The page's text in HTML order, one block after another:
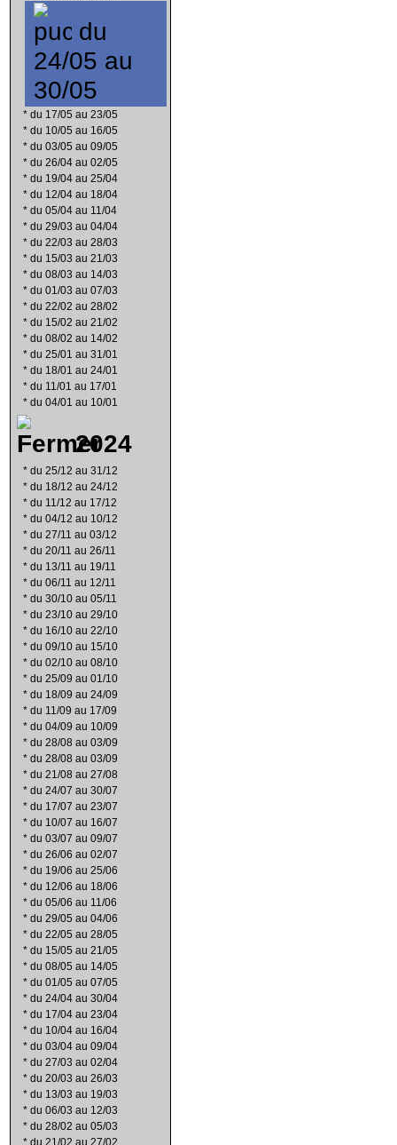
du
24/05 au
30/05
* du 17/05 au 23/05
* du 10/05 au 16/05
* du 03/05 au 09/05
* du 26/04 au 02/05
* du 19/04 au 25/04
* du 12/04 au 18/04
* du 05/04 au 11/04
* du 29/03 au 04/04
* du 22/03 au 28/03
* du 15/03 au 21/03
* du 08/03 au 14/03
* du 01/03 au 07/03
* du 22/02 au 28/02
* du 15/02 au 21/02
* du 08/02 au 14/02
* du 25/01 au 31/01
* du 18/01 au 24/01
* du 11/01 au 17/01
* du 04/01 au 10/01
2024
* du 25/12 au 31/12
* du 18/12 au 24/12
* du 11/12 au 17/12
* du 04/12 au 10/12
* du 27/11 au 03/12
* du 20/11 au 26/11
* du 13/11 au 19/11
* du 06/11 au 12/11
* du 30/10 au 05/11
* du 23/10 au 29/10
* du 16/10 au 22/10
* du 09/10 au 15/10
* du 02/10 au 08/10
* du 25/09 au 01/10
* du 18/09 au 24/09
* du 11/09 au 17/09
* du 04/09 au 10/09
* du 28/08 au 03/09
* du 28/08 au 03/09
* du 21/08 au 27/08
* du 24/07 au 30/07
* du 17/07 au 23/07
* du 10/07 au 16/07
* du 03/07 au 09/07
* du 26/06 au 02/07
* du 19/06 au 25/06
* du 12/06 au 18/06
* du 05/06 au 11/06
* du 29/05 au 04/06
* du 22/05 au 28/05
* du 15/05 au 21/05
* du 08/05 au 14/05
* du 01/05 au 07/05
* du 24/04 au 30/04
* du 17/04 au 23/04
* du 10/04 au 16/04
* du 03/04 au 09/04
* du 27/03 au 02/04
* du 20/03 au 26/03
* du 13/03 au 19/03
* du 06/03 au 12/03
* du 28/02 au 05/03
* du 21/02 au 27/02